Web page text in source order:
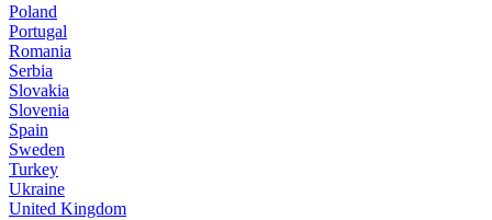
Poland
Portugal
Romania
Serbia
Slovakia
Slovenia
Spain
Sweden
Turkey
Ukraine
United Kingdom